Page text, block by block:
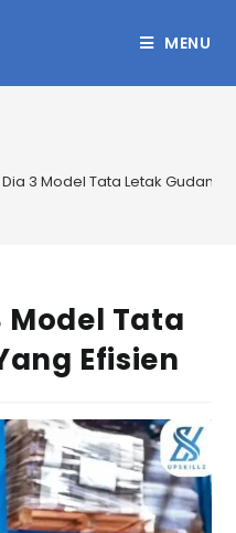
MENU
Dia 3 Model Tata Letak Gudang
Model Tata
Efisien